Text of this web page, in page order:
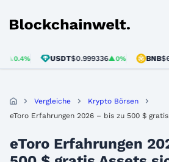
Blockchainwelt
USDT$0.999336▲0% BNB $602.91
Vergleiche
Krypto Börsen
eToro Erfahrungen 2026 – bis zu 500 $
eToro Erfahrungen